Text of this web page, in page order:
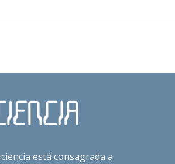
está consagrada a